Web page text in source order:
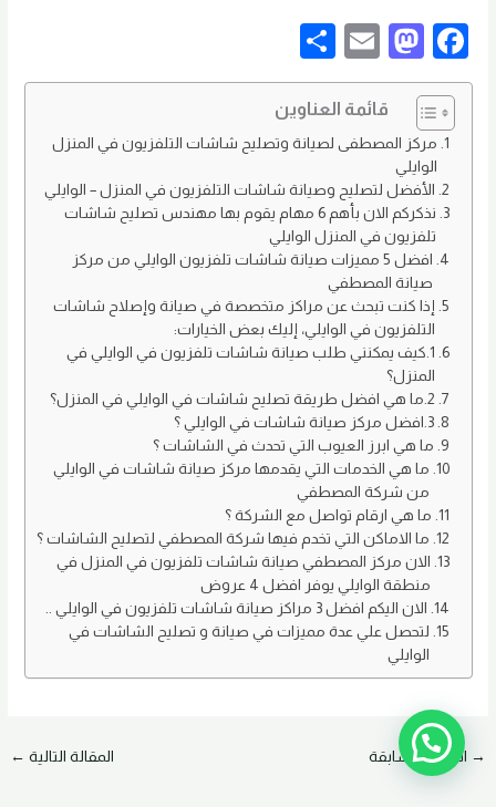
F
a
c
e
b
o
o
k
M
as
to
d
o
n
E
m
ail
h
ar
e
قائمة العناوين
مركز المصطفى لصيانة وتصليح شاشات التلفزيون في المنزل
الوايلي
الأفضل لتصليح وصيانة شاشات التلفزيون في المنزل – الوايلي
نذكركم الان بأهم 6 مهام يقوم بها مهندس تصليح شاشات
تلفزيون في المنزل الوايلي
افضل 5 مميزات صيانة شاشات تلفزيون الوايلي من مركز
صيانة المصطفي
إذا كنت تبحث عن مراكز متخصصة في صيانة وإصلاح شاشات
التلفزيون في الوايلي، إليك بعض الخيارات:
1.كيف يمكنني طلب صيانة شاشات تلفزيون في الوايلي في
المنزل؟
2.ما هي افضل طريقة تصليح شاشات في الوايلي في المنزل؟
3.افضل مركز صيانة شاشات في الوايلي ؟
ما هي ابرز العيوب التي تحدث في الشاشات ؟
ما هي الخدمات التي يقدمها مركز صيانة شاشات في الوايلي
من شركة المصطفي
ما هي ارقام تواصل مع الشركة ؟
ما الاماكن التي تخدم فيها شركة المصطفي لتصليح الشاشات ؟
الان مركز المصطفي صيانة شاشات تلفزيون في المنزل في
منطقة الوايلي يوفر افضل 4 عروض
الان اليكم افضل 3 مراكز صيانة شاشات تلفزيون في الوايلي ..
لتحصل علي عدة مميزات في صيانة و تصليح الشاشات في
الوايلي
→ المقالة السابقة المقالة التالية ←